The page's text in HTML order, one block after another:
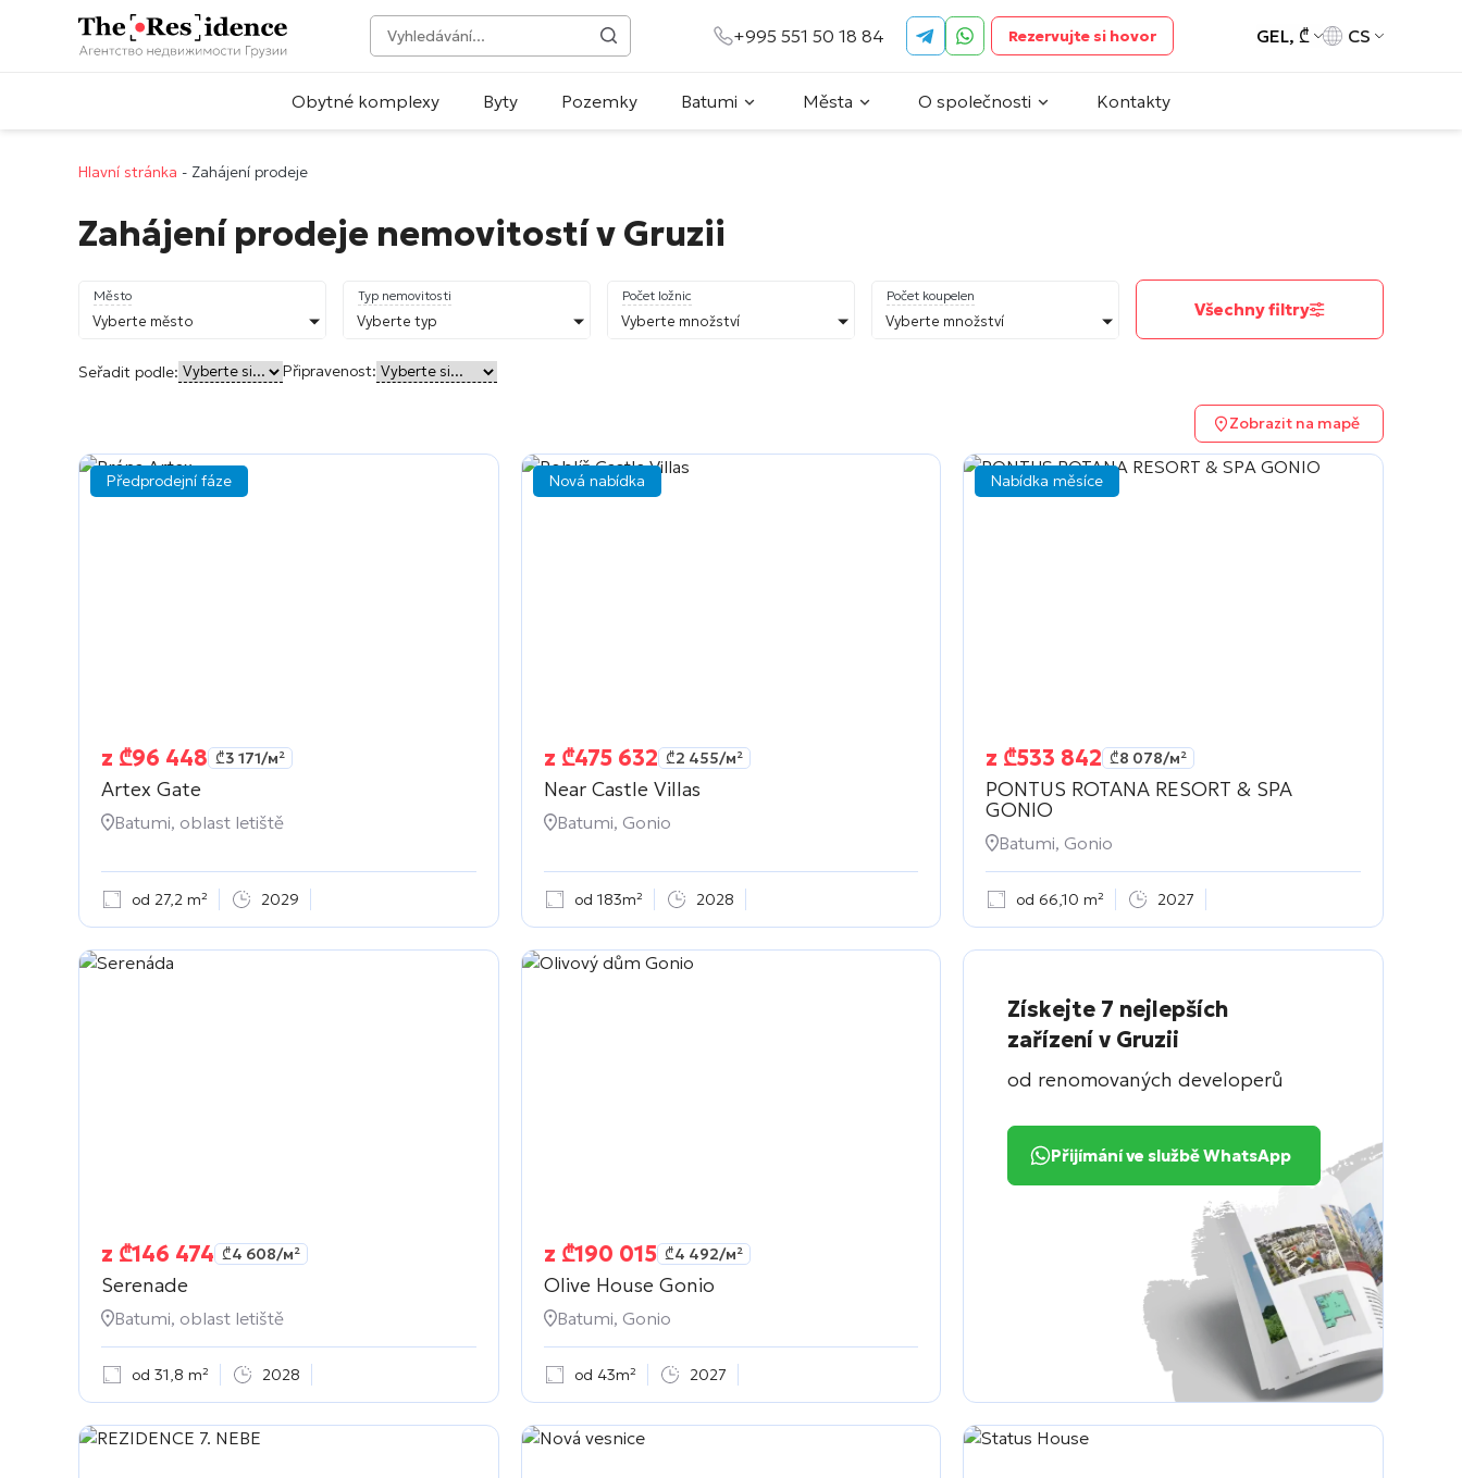
+995 551 50 18 84 Rezervujte si hovor GEL, ₾ CS
Obytné komplexy Byty Pozemky Batumi Města O společnosti Kontakty
Hlavní stránka - Zahájení prodeje
Zahájení prodeje nemovitostí v Gruzii
Město
Vyberte město
Typ nemovitosti
Vyberte typ
Počet ložnic
Vyberte množství
Počet koupelen
Vyberte množství
Všechny filtry
Seřadit podle: Připravenost:
Zobrazit na mapě
Předprodejní fáze
z ₾96 448 ₾3 171/м²
Artex Gate
Batumi, oblast letiště
od 27,2 m² 2029
Nová nabídka
z ₾475 632 ₾2 455/м²
Near Castle Villas
Batumi, Gonio
od 183m² 2028
Nabídka měsíce
z ₾533 842 ₾8 078/м²
PONTUS ROTANA RESORT & SPA
GONIO
Batumi, Gonio
od 66,10 m² 2027
z ₾146 474 ₾4 608/м²
Serenade
Batumi, oblast letiště
od 31,8 m² 2028
z ₾190 015 ₾4 492/м²
Olive House Gonio
Batumi, Gonio
od 43m² 2027
Získejte 7 nejlepších
zařízení v Gruzii
od renomovaných developerů
Přijímání ve službě WhatsApp